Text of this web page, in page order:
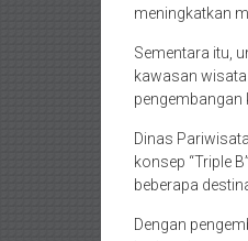
meningkatkan
Sementara itu,
kawasan
pengembangan
Dinas
konsep “Triple
beberapa
Dengan